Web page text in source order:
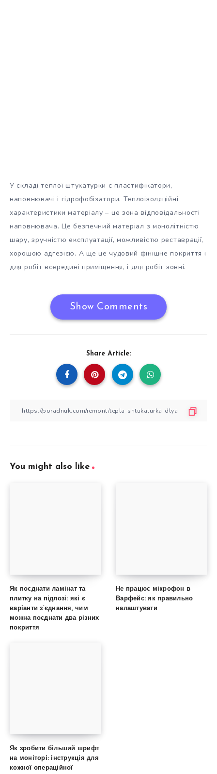
У складі теплої штукатурки є пластифікатори,
наповнювачі і гідрофобізатори. Теплоізоляційні
характеристики матеріалу – це зона відповідальності
наповнювача. Це безпечний матеріал з монолітністю
шару, зручністю експлуатації, можливістю реставрації,
хорошою адгезією. А ще це чудовий фінішне покриття і
для робіт всередині приміщення, і для робіт зовні.
Show Comments
Share Article:
You might also like
Як поєднати ламінат та
плитку на підлозі: які є
варіанти з’єднання, чим
можна поєднати два різних
покриття
Не працює мікрофон в
Варфейс: як правильно
налаштувати
Як зробити більший шрифт
на моніторі: інструкція для
кожної операційної